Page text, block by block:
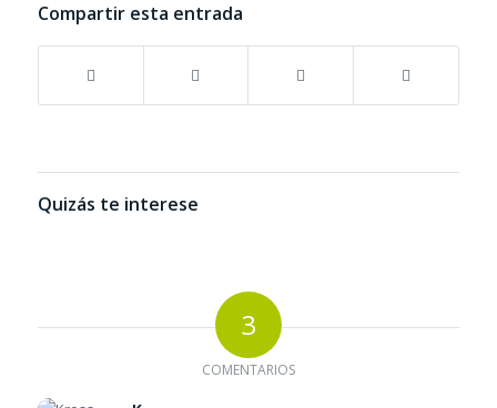
Compartir esta entrada
Quizás te interese
3
COMENTARIOS